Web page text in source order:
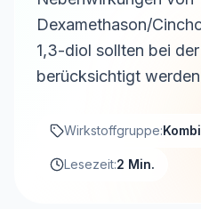
Dexamethason/
1,3-diol sollten bei
berücksichtigt
Wirkstoffgruppe:
Lesezeit:2 Min.